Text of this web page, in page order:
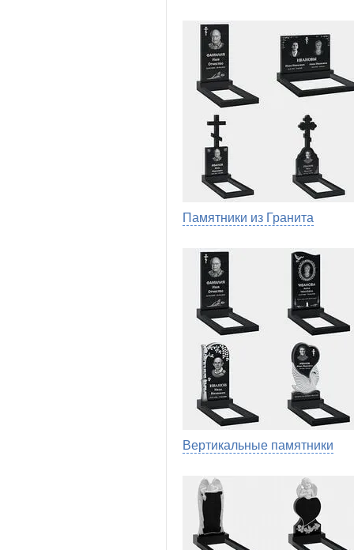
Памятники из Гранита
Вертикальные памятники